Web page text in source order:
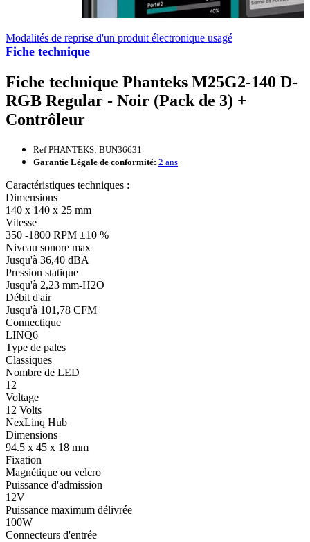
Fiche technique
Modalités de reprise d'un produit électronique usagé
Fiche technique Phanteks M25G2-140 D-
RGB Regular - Noir (Pack de 3) +
Contrôleur
Ref PHANTEKS: BUN36631
Garantie Légale de conformité: 2 ans
Caractéristiques techniques :
Dimensions
140 x 140 x 25 mm
Vitesse
350 -1800 RPM ±10 %
Niveau sonore max
Jusqu'à 36,40 dBA
Pression statique
Jusqu'à 2,23 mm-H2O
Débit d'air
Jusqu'à 101,78 CFM
Connectique
LINQ6
Type de pales
Classiques
Nombre de LED
12
Voltage
12 Volts
NexLinq Hub
Dimensions
94.5 x 45 x 18 mm
Fixation
Magnétique ou velcro
Puissance d'admission
12V
Puissance maximum délivrée
100W
Connecteurs d'entrée